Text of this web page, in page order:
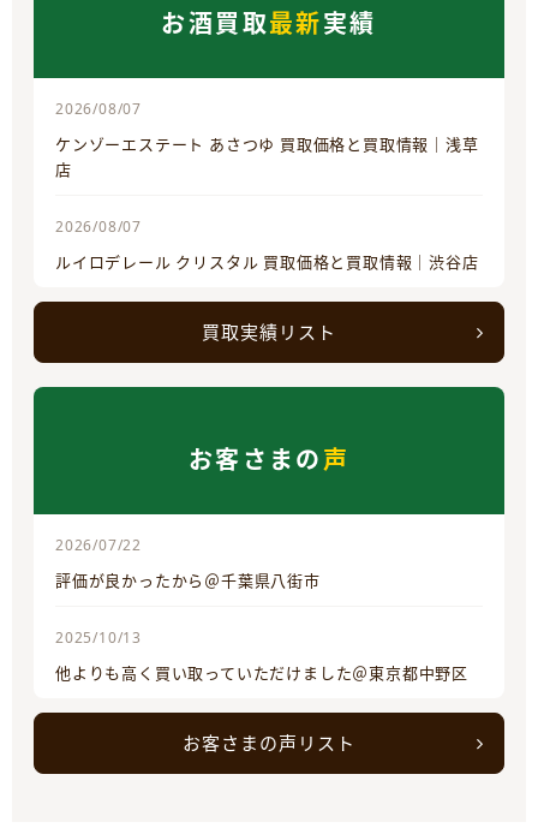
お酒買取最新実績
2026/08/07
ケンゾーエステート あさつゆ 買取価格と買取情報｜浅草
店
2026/08/07
ルイロデレール クリスタル 買取価格と買取情報｜渋谷店
買取実績リスト
お客さまの声
2026/07/22
評価が良かったから＠千葉県八街市
2025/10/13
他よりも高く買い取っていただけました＠東京都中野区
お客さまの声リスト